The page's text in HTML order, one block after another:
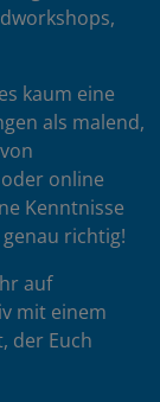
kaum eine
als malend,
online
Kenntnisse
richtig!
auf
mit einem
der Euch